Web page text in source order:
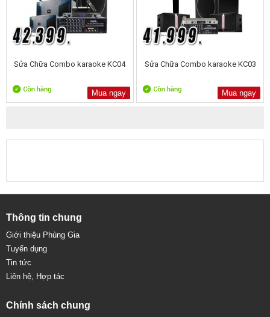
Sửa Chữa Combo karaoke KC04
Mua ngay
Sửa Chữa Combo karaoke KC03
Mua ngay
Thông tin chung
Giới thiệu Phùng Gia
Tuyển dụng
Tin tức
Liên hệ, Hợp tác
Chính sách chung